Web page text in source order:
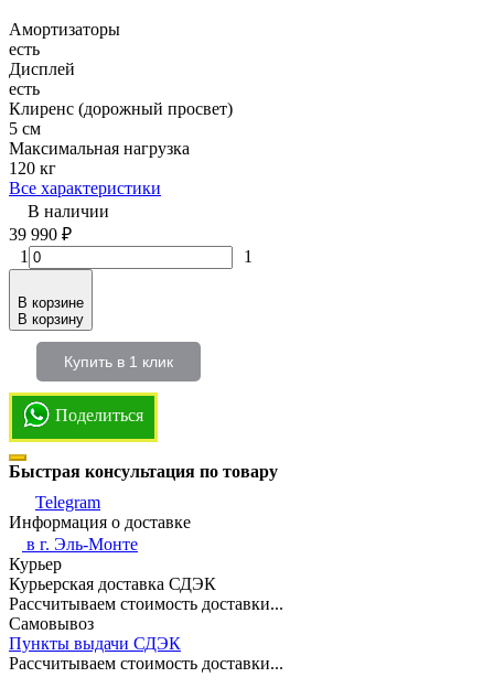
Амортизаторы
есть
Дисплей
есть
Клиренс (дорожный просвет)
5 см
Максимальная нагрузка
120 кг
Все характеристики
В наличии
39 990 ₽
1
1
В корзине
В корзину
Купить в 1 клик
Поделиться
Быстрая консультация по товару
Telegram
Информация о доставке
в г. Эль-Монте
Курьер
Курьерская доставка СДЭК
Рассчитываем стоимость доставки...
Самовывоз
Пункты выдачи СДЭК
Рассчитываем стоимость доставки...